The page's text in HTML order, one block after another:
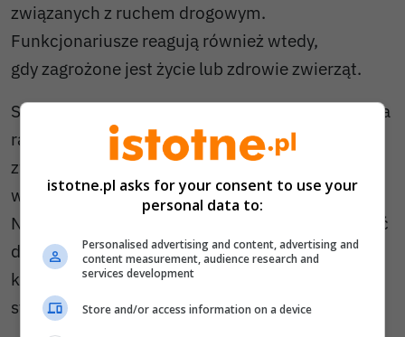
związanych z ruchem drogowym.
Funkcjonariusze reagują również wtedy,
gdy zagrożone jest życie lub zdrowie zwierząt.
Służby przypominają, że w przypadku zauważenia
rannego, zagubionego lub przestraszonego
zwierzęcia w pobliżu drogi należy przede
wszystkim zadbać o własne bezpieczeństwo.
Najlepiej powiadomić odpowiednie służby, podać
dokładną lokalizację i nie podejmować działań,
które mogłyby doprowadzić do niebezpiecznej
sytuacji.
istotne.pl asks for your consent to use your
personal data to:
Personalised advertising and content, advertising and
content measurement, audience research and
services development
Store and/or access information on a device